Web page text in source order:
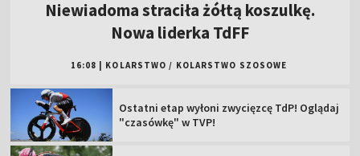
Niewiadoma straciła żółtą koszulkę.
Nowa liderka TdFF
16:08 KOLARSTWO / KOLARSTWO SZOSOWE
Ostatni etap wyłoni zwycięzcę TdP! Oglądaj
"czasówkę" w TVP!